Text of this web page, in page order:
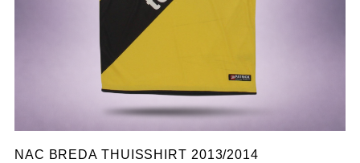
NAC BREDA THUISSHIRT 2013/2014